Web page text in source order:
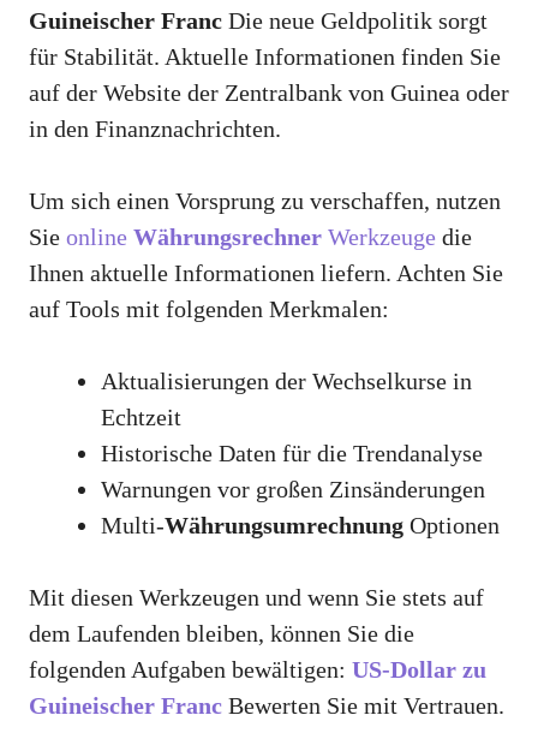
Guineischer Franc Die neue Geldpolitik sorgt
für Stabilität. Aktuelle Informationen finden Sie
auf der Website der Zentralbank von Guinea oder
in den Finanznachrichten.
Um sich einen Vorsprung zu verschaffen, nutzen
Sie online Währungsrechner Werkzeuge die
Ihnen aktuelle Informationen liefern. Achten Sie
auf Tools mit folgenden Merkmalen:
Aktualisierungen der Wechselkurse in
Echtzeit
Historische Daten für die Trendanalyse
Warnungen vor großen Zinsänderungen
Multi-Währungsumrechnung Optionen
Mit diesen Werkzeugen und wenn Sie stets auf
dem Laufenden bleiben, können Sie die
folgenden Aufgaben bewältigen: US-Dollar zu
Guineischer Franc Bewerten Sie mit Vertrauen.